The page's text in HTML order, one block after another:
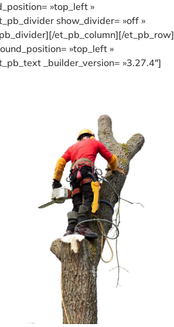
»top_left »
show_divider= »off »
et_pb_column][/et_pb_row]
»top_left »
_builder_version= »3.27.4″]